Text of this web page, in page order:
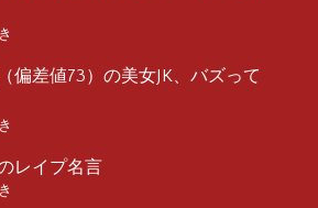
偏差値73）の美女JK、バズって
レイプ名言